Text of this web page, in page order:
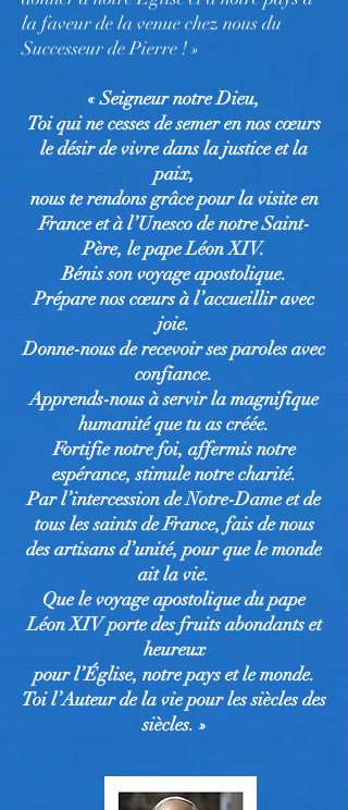
la faveur de la venue chez nous du
Successeur de Pierre ! »
« Seigneur notre Dieu,
Toi qui ne cesses de semer en nos cœurs
le désir de vivre dans la justice et la
paix,
nous te rendons grâce pour la visite en
France et à l’Unesco de notre Saint-
Père, le pape Léon XIV.
Bénis son voyage apostolique.
Prépare nos cœurs à l’accueillir avec
joie.
Donne-nous de recevoir ses paroles avec
confiance.
Apprends-nous à servir la magnifique
humanité que tu as créée.
Fortifie notre foi, affermis notre
espérance, stimule notre charité.
Par l’intercession de Notre-Dame et de
tous les saints de France, fais de nous
des artisans d’unité, pour que le monde
ait la vie.
Que le voyage apostolique du pape
Léon XIV porte des fruits abondants et
heureux
pour l’Église, notre pays et le monde.
Toi l’Auteur de la vie pour les siècles des
siècles. »